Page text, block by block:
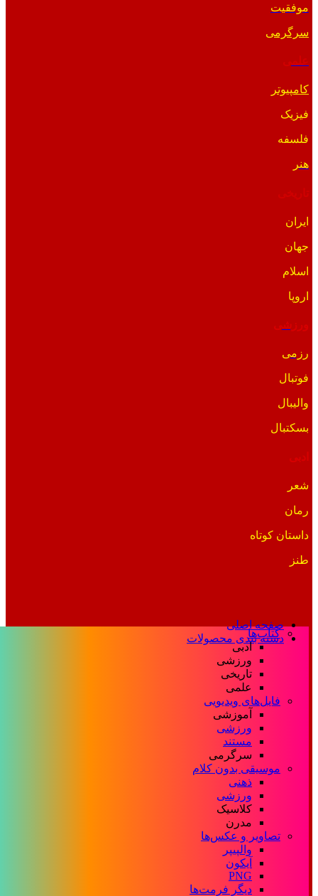
موفقیت
سرگرمی
کامپیوتر
فیزیک
فلسفه
هنر
ایران
جهان
اسلام
اروپا
ورزشی
رزمی
فوتبال
والیبال
بسکتبال
ادبی
شعر
رمان
داستان کوتاه
طنز
صفحه اصلی
دسته بندی محصولات
کتاب‌ها
ادبی
ورزشی
تاریخی
علمی
فایل‌های ویدیویی
آموزشی
ورزشی
مستند
سرگرمی
موسیقی بدون کلام
ذهنی
ورزشی
کلاسیک
مدرن
تصاویر و عکس‌ها
والپیپر
آیکون
PNG
دیگر فرمت‌ها